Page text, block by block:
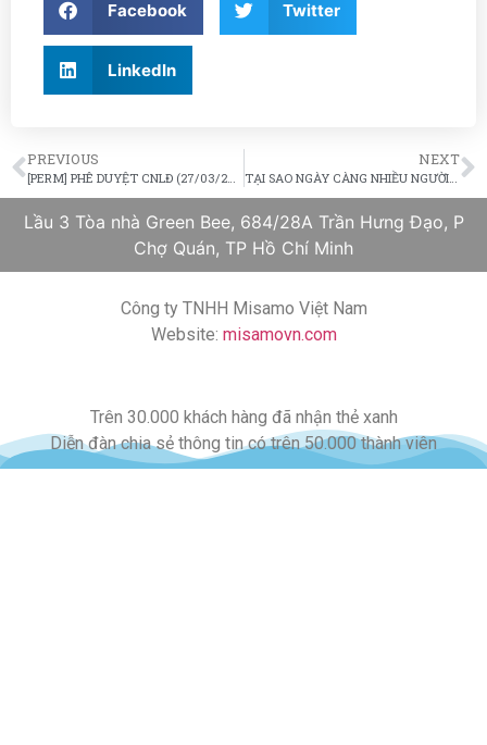
Facebook Twitter
LinkedIn
PREVIOUS
[PERM] PHÊ DUYỆT CNLĐ (27/03/2019 – 03/04/2019)
NEXT
TẠI SAO NGÀY CÀNG NHIỀU NGƯỜI LỰA CHỌN I-485 ?
Lầu 3 Tòa nhà Green Bee, 684/28A Trần Hưng Đạo, P
Chợ Quán, TP Hồ Chí Minh
Công ty TNHH Misamo Việt Nam
Website: misamovn.com
Trên 30.000 khách hàng đã nhận thẻ xanh
Diễn đàn chia sẻ thông tin có trên 50.000 thành viên